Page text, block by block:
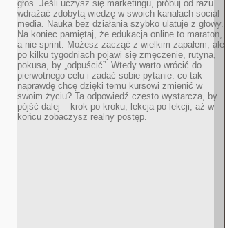
głos. Jeśli uczysz się marketingu, próbuj od razu
wdrażać zdobytą wiedzę w swoich kanałach social
media. Nauka bez działania szybko ulatuje z głowy.
Na koniec pamiętaj, że edukacja online to maraton,
a nie sprint. Możesz zacząć z wielkim zapałem, ale
po kilku tygodniach pojawi się zmęczenie, rutyna,
pokusa, by „odpuścić”. Wtedy warto wrócić do
pierwotnego celu i zadać sobie pytanie: co tak
naprawdę chcę dzięki temu kursowi zmienić w
swoim życiu? Ta odpowiedź często wystarcza, by
pójść dalej – krok po kroku, lekcja po lekcji, aż w
końcu zobaczysz realny postęp.